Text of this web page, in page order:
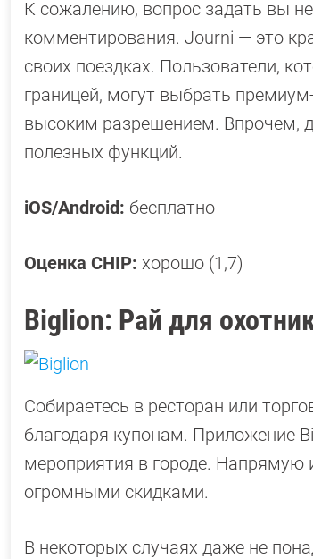
К сожалению, вопрос задать вы
комментирования. Journi — это
своих поездках. Пользователи,
границей, могут выбрать
высоким разрешением. Впрочем,
полезных функций.
iOS/Android: бесплатно
Оценка CHIP: хорошо (1,7)
Biglion: Рай для
Собираетесь в ресторан или
благодаря купонам. Приложение
мероприятия в городе. Напрямую
огромными скидками.
В некоторых случаях даже не